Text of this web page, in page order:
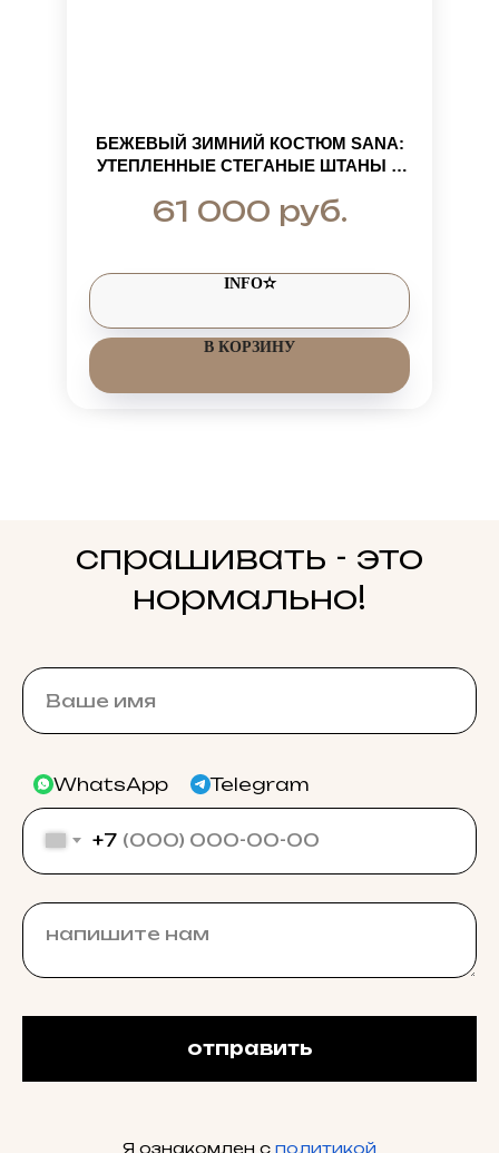
БЕЖЕВЫЙ ЗИМНИЙ КОСТЮМ SANA:
УТЕПЛЕННЫЕ СТЕГАНЫЕ ШТАНЫ И
ГРУДИ ИЗ КРОЛИКА РЕКС
61 000 руб.
INFO✫
В КОРЗИНУ
спрашивать - это
нормально!
WhatsApp Telegram
+7
отправить
Я ознакомлен с политикой